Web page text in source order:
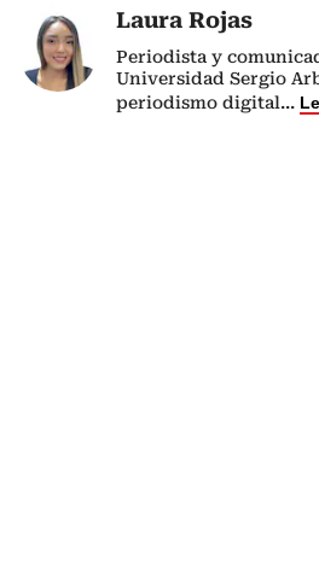
Laura Rojas
Periodista y
Universidad Sergio
periodismo digital...